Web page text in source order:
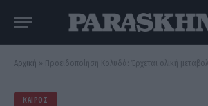
Αρχική » Προειδοποίηση Κολυδά: Έρχεται ολική
ΚΑΙΡΌΣ